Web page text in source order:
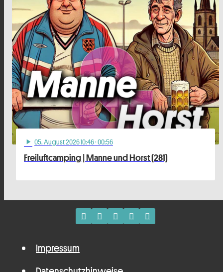
play_arrow 05. August 2026 10:46· 00:56
Freiluftcamping | Manne und Horst (281)
Impressum